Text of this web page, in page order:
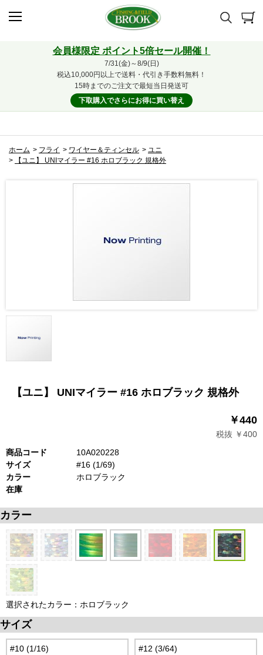
会員様限定 ポイント5倍セール開催！
7/31(金)～8/9(日)
税込10,000円以上で送料・代引き手数料無料！
15時までのご注文で最短当日発送可
下取購入でさらにお得に買い替え
ホーム > フライ > ワイヤー＆ティンセル > ユニ
>
【ユニ】 UNIマイラー #16 ホロブラック 規格外
【ユニ】 UNIマイラー #16 ホロブラック 規格外
￥440
税抜 ￥400
商品コード
10A020228
サイズ
#16 (1/69)
カラー
ホロブラック
在庫
カラー
選択されたカラー：ホロブラック
サイズ
#10 (1/16) #12 (3/64)